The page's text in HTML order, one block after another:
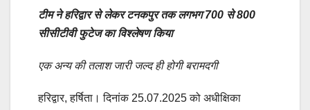
टीम ने हरिद्वार से लेकर टनकपुर तक लगभग 700 से 800
सीसीटीवी फुटेज का विश्लेषण किया
एक अन्य की तलाश जारी जल्द ही होगी बरामदगी
हरिद्वार, हर्षिता। दिनांक 25.07.2025 को अधीक्षिका